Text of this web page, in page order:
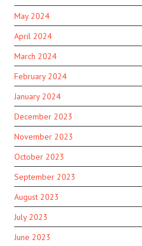
May 2024
April 2024
March 2024
February 2024
January 2024
December 2023
November 2023
October 2023
September 2023
August 2023
July 2023
June 2023